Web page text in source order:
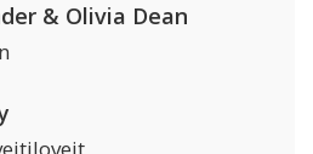
& Olivia Dean